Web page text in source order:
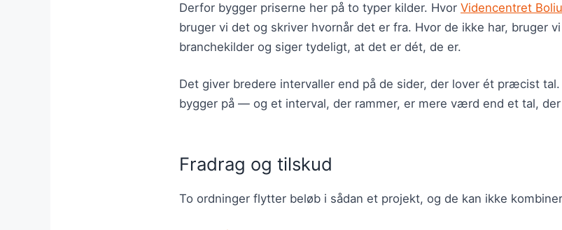
Derfor bygger priserne her på to typer kilder. Hvor Videncentret
bruger vi det og skriver hvornår det er fra. Hvor de ikke har, bruger
branchekilder og siger tydeligt, at det er dét, de er.
Det giver bredere intervaller end på de sider, der lover ét præcist
bygger på — og et interval, der rammer, er mere værd end et tal, der
Fradrag og tilskud
To ordninger flytter beløb i sådan et projekt, og de kan ikke